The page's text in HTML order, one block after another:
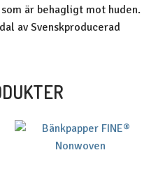
är behagligt mot huden.
av Svenskproducerad